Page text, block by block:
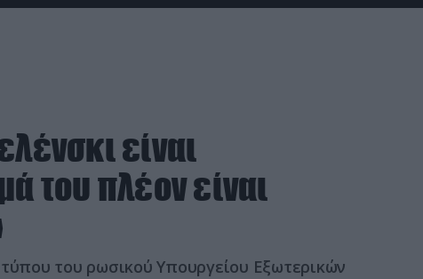
είναι
του πλέον είναι
του ρωσικού Υπουργείου Εξωτερικών